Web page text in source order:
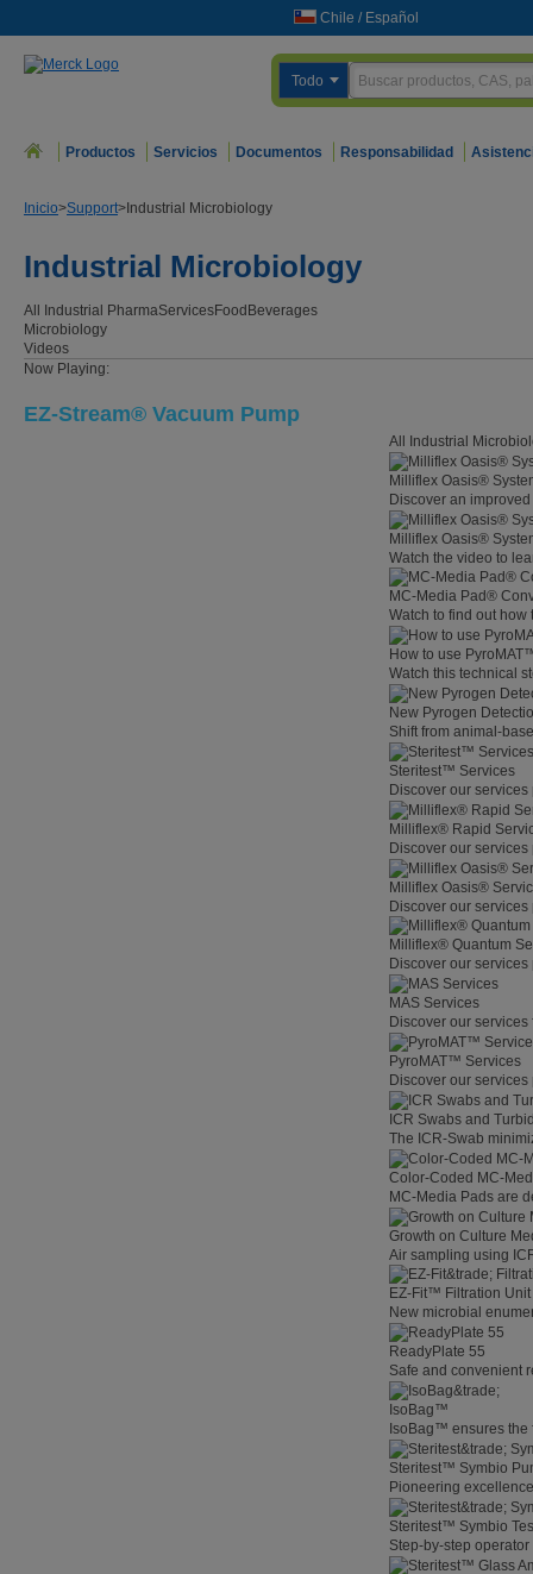
Chile / Español
Todo
Productos Servicios Documentos Responsabilidad
Inicio>Support> Industrial Microbiology
Industrial Microbiology
All Industrial
Microbiology
Videos
PharmaServicesFood Beverages
Now Playing:
EZ-Stream® Vacuum Pump
All Industrial
Milliflex Oasis®
Discover an
Milliflex Oasis®
Watch the video to
MC-Media Pad®
Watch to find out
How to use
Watch this technical
New Pyrogen
Shift from animal-
Steritest™ Services
Discover our
Milliflex® Rapid
Discover our
Milliflex Oasis®
Discover our
Milliflex® Quantum
Discover our
MAS Services
Discover our
PyroMAT™ Services
Discover our
ICR Swabs and
The ICR-Swab
Color-Coded MC-
MC-Media Pads are
Growth on Culture
Air sampling using
EZ-Fit™ Filtration Unit
New microbial
ReadyPlate 55
Safe and convenient
IsoBag™
IsoBag™ ensures the
Steritest™ Symbio
Pioneering
Steritest™ Symbio
Step-by-step